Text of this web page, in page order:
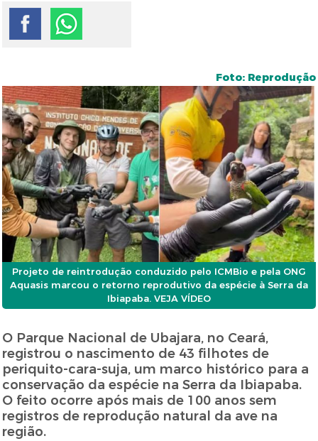
Foto: Reprodução
Projeto de reintrodução conduzido pelo ICMBio e pela ONG
Aquasis marcou o retorno reprodutivo da espécie à Serra da
Ibiapaba. VEJA VÍDEO
O Parque Nacional de Ubajara, no Ceará,
registrou o nascimento de 43 filhotes de
periquito-cara-suja, um marco histórico para a
conservação da espécie na Serra da Ibiapaba.
O feito ocorre após mais de 100 anos sem
registros de reprodução natural da ave na
região.